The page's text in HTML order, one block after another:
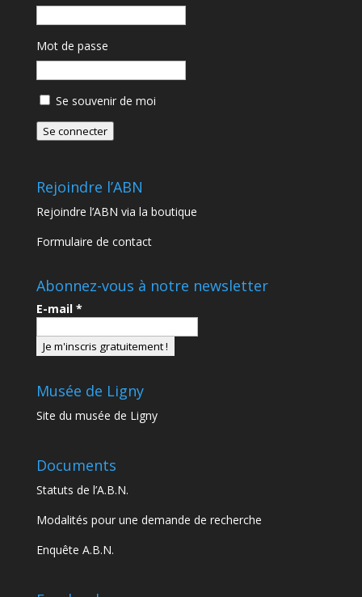
Mot de passe
Se souvenir de moi
Se connecter
Rejoindre l’ABN
Rejoindre l’ABN via la boutique
Formulaire de contact
Abonnez-vous à notre newsletter
E-mail *
Musée de Ligny
Site du musée de Ligny
Documents
Statuts de l’A.B.N.
Modalités pour une demande de recherche
Enquête A.B.N.